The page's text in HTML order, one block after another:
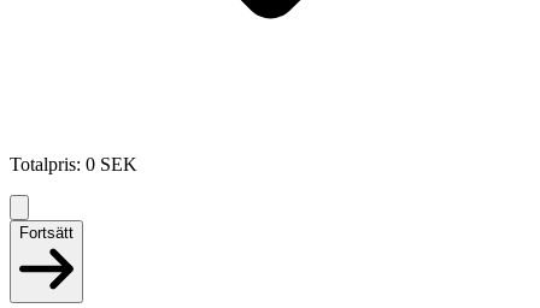
Totalpris: 0 SEK
Fortsätt